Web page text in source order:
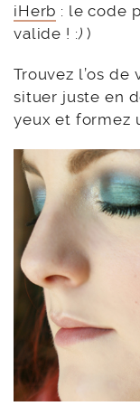
iHerb : le code
valide ! :) )
Trouvez l’os
situer juste en
yeux et formez